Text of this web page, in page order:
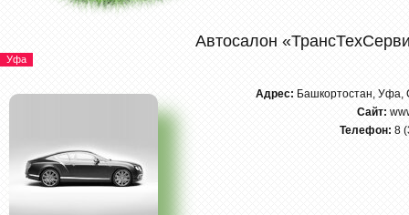
Автосалон
Уфа
Адрес: Башкортостан, Уфа,
Сайт:
Телефон: 8